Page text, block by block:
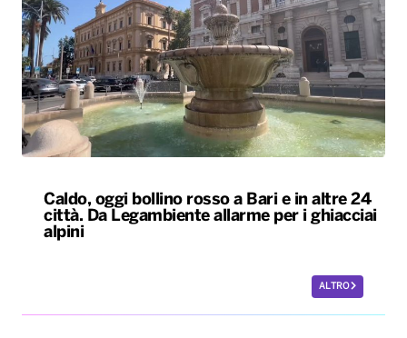
Caldo, oggi bollino rosso a Bari e in altre 24
città. Da Legambiente allarme per i ghiacciai
alpini
ALTRO